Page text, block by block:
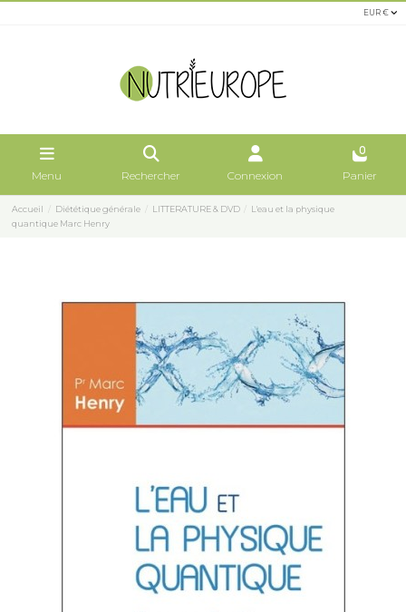
EUR €
Menu Rechercher Connexion
0
Panier
Accueil Diététique générale LITTERATURE & DVD
L'eau et la physique
quantique Marc Henry